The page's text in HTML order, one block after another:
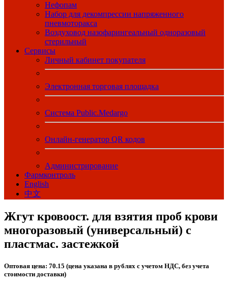
Нефопам
Набор для декомпрессии напряженного
пневмоторакса
Воздуховод назофарингеальный одноразовый
стерильный
Сервисы
Личный кабинет покупателя
Электронная торговая площадка
Система Public.Medargo
Онлайн-генератор QR кодов
Администрирование
Фармконтроль
English
中文
Жгут кровоост. для взятия проб крови
многоразовый (универсальный) с
пластмас. застежкой
Оптовая цена: 70.15 (цена указана в рублях с учетом НДС, без учета
стоимости доставки)